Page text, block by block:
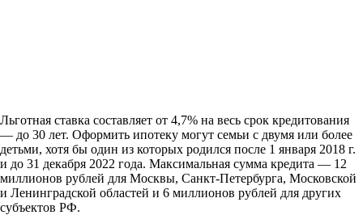
Льготная ставка составляет от 4,7% на весь срок кредитования
— до 30 лет. Оформить ипотеку могут семьи с двумя или более
детьми, хотя бы один из которых родился после 1 января 2018 г.
и до 31 декабря 2022 года. Максимальная сумма кредита — 12
миллионов рублей для Москвы, Санкт-Петербурга, Московской
и Ленинградской областей и 6 миллионов рублей для других
субъектов РФ.